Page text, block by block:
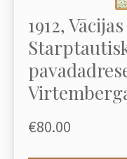
1912,
€80.00